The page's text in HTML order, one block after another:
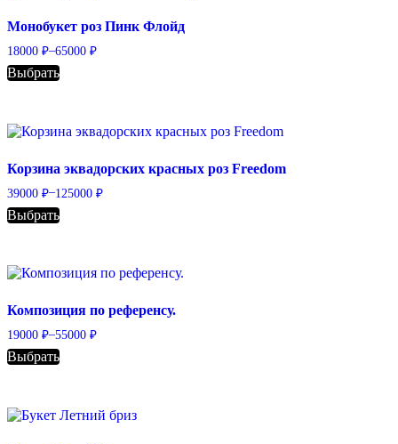
Монобукет роз Пинк Флойд
18000 ₽–65000 ₽
Выбрать
Корзина эквадорских красных роз Freedom
39000 ₽–125000 ₽
Выбрать
Композиция по референсу.
19000 ₽–55000 ₽
Выбрать